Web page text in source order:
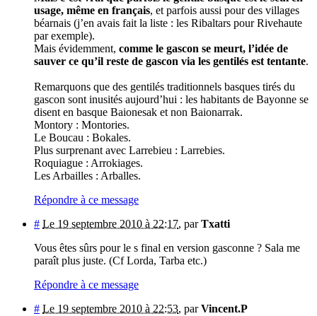
usage, même en français, et parfois aussi pour des villages
béarnais (j’en avais fait la liste : les Ribaltars pour Rivehaute
par exemple).
Mais évidemment, comme le gascon se meurt, l’idée de
sauver ce qu’il reste de gascon via les gentilés est tentante.
Remarquons que des gentilés traditionnels basques tirés du
gascon sont inusités aujourd’hui : les habitants de Bayonne se
disent en basque Baionesak et non Baionarrak.
Montory : Montories.
Le Boucau : Bokales.
Plus surprenant avec Larrebieu : Larrebies.
Roquiague : Arrokiages.
Les Arbailles : Arballes.
Répondre à ce message
# Le 19 septembre 2010 à 22:17, parTxatti
Vous êtes sûrs pour le s final en version gasconne ? Sala me
paraît plus juste. (Cf Lorda, Tarba etc.)
Répondre à ce message
# Le 19 septembre 2010 à 22:53, parVincent.P